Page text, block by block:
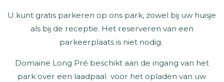
U kunt gratis parkeren op ons park, zowel bij uw huisje
als bij de receptie. Het reserveren van een
parkeerplaats is niet nodig.
Domaine Long Pré beschikt aan de ingang van het
park over een laadpaal voor het opladen van uw